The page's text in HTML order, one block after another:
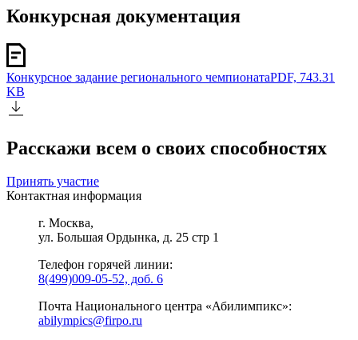
Конкурсная документация
Конкурсное задание регионального чемпионатаPDF, 743.31
KB
Расскажи всем о своих способностях
Принять участие
Контактная информация
г. Москва,
ул. Большая Ордынка, д. 25 стр 1
Телефон горячей линии:
8(499)009-05-52, доб. 6
Почта Национального центра «Абилимпикс»:
abilympics@firpo.ru